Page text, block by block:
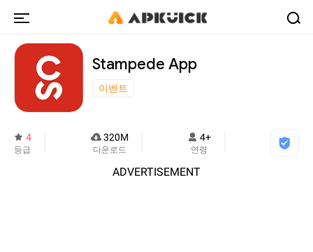
Stampede App
이벤트
4
등급
320M
다운로드
4+
연령
ADVERTISEMENT